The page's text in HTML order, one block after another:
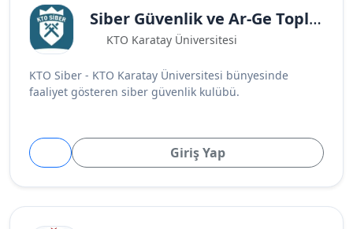
Siber Güvenlik ve Ar-Ge Topluluğu
KTO Karatay Üniversitesi
KTO Siber - KTO Karatay Üniversitesi bünyesinde
faaliyet gösteren siber güvenlik kulübü.
Giriş Yap